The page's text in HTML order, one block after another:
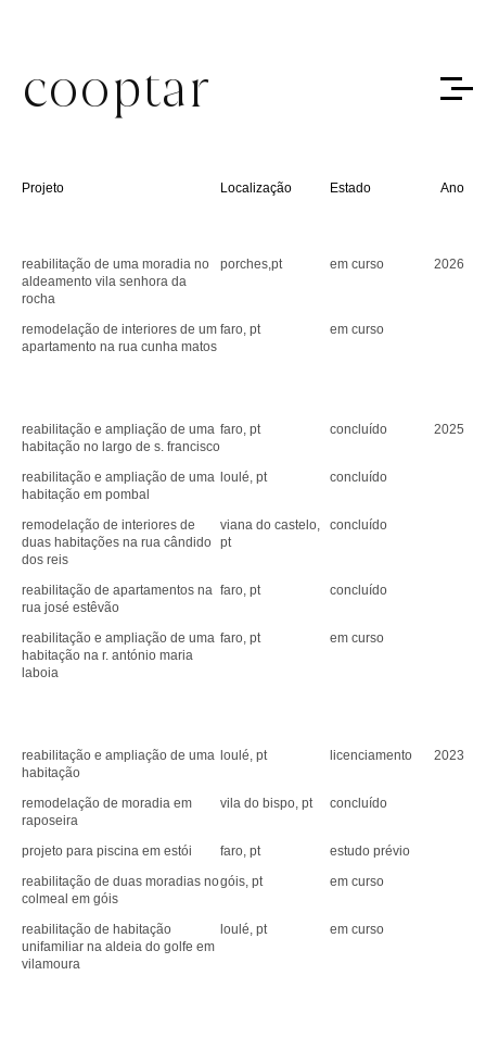
cooptar
Projeto Localização Estado Ano
reabilitação de uma moradia no
aldeamento vila senhora da
rocha
porches,pt em curso 2026
remodelação de interiores de um
apartamento na rua cunha matos
faro, pt em curso
reabilitação e ampliação de uma
habitação no largo de s. francisco
faro, pt concluído 2025
reabilitação e ampliação de uma
habitação em pombal
loulé, pt concluído
remodelação de interiores de
duas habitações na rua cândido
dos reis
viana do castelo,
pt
concluído
reabilitação de apartamentos na
rua josé estêvão
faro, pt concluído
reabilitação e ampliação de uma
habitação na r. antónio maria
laboia
faro, pt em curso
reabilitação e ampliação de uma
habitação
loulé, pt licenciamento 2023
remodelação de moradia em
raposeira
vila do bispo, pt concluído
projeto para piscina em estói faro, pt
estudo prévio
reabilitação de duas moradias no
colmeal em góis
góis, pt em curso
reabilitação de habitação
unifamiliar na aldeia do golfe em
vilamoura
loulé, pt em curso